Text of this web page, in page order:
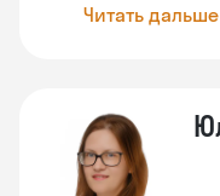
Читать дальше